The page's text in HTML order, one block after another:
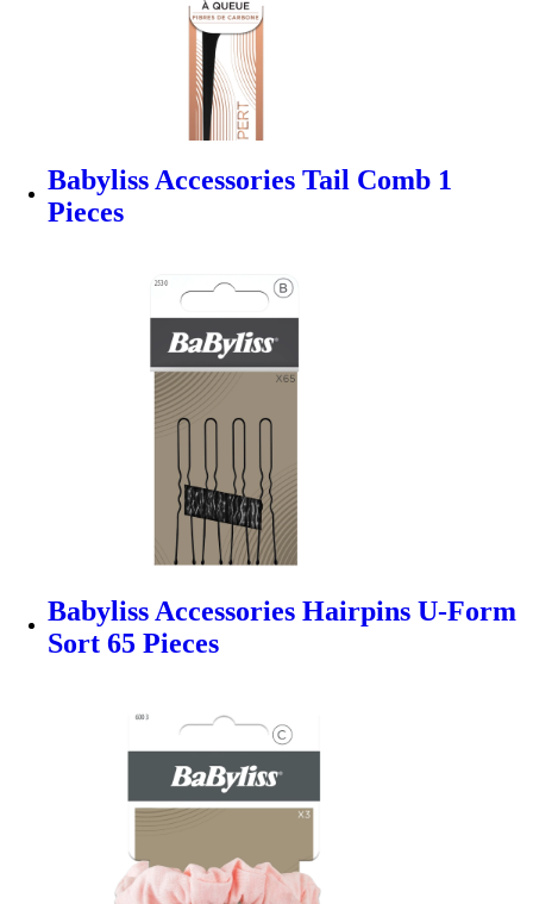
Babyliss Accessories Tail Comb 1
Pieces
Babyliss Accessories Hairpins U-Form
Sort 65 Pieces